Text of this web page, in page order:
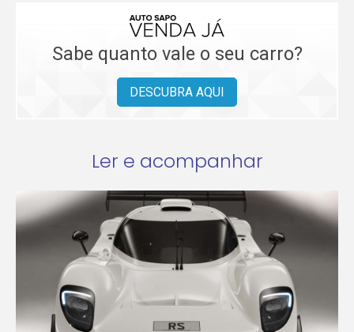
Sabe quanto vale o seu carro?
DESCUBRA AQUI
Ler e acompanhar